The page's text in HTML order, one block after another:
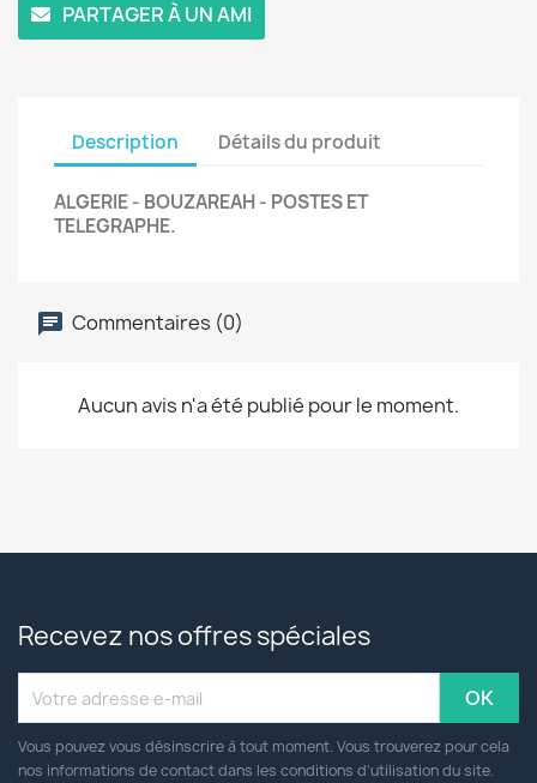
PARTAGER À UN AMI
Description Détails du produit
ALGERIE - BOUZAREAH - POSTES ET
TELEGRAPHE.
Commentaires (0)
Aucun avis n'a été publié pour le moment.
Recevez nos offres spéciales
Vous pouvez vous désinscrire à tout moment. Vous trouverez pour cela
nos informations de contact dans les conditions d'utilisation du site.